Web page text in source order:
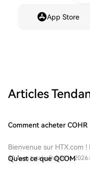
App Store
Articles
Comment acheter COHR
Bienvenue sur HTX.com !
permettons d'acheter
30 vues totalesPublié le
Qu'est ce que QCOM